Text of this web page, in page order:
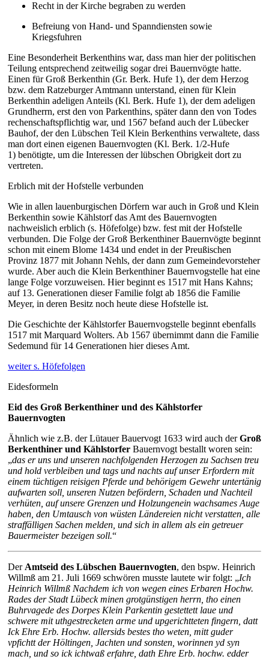
Recht in der Kirche begraben zu werden
Befreiung von Hand- und Spanndiensten sowie
Kriegsfuhren
Eine Besonderheit Berkenthins war, dass man hier der politischen
Teilung entsprechend zeitweilig sogar drei Bauernvögte hatte.
Einen für Groß Berkenthin (Gr. Berk. Hufe 1), der dem Herzog
bzw. dem Ratzeburger Amtmann unterstand, einen für Klein
Berkenthin adeligen Anteils (Kl. Berk. Hufe 1), der dem adeligen
Grundherrn, erst den von Parkenthins, später dann den von Todes
rechenschaftspflichtig war, und 1567 befand auch der Lübecker
Bauhof, der den Lübschen Teil Klein Berkenthins verwaltete, dass
man dort einen eigenen Bauernvogten (Kl. Berk. 1/2-Hufe
1) benötigte, um die Interessen der lübschen Obrigkeit dort zu
vertreten.
Erblich mit der Hofstelle verbunden
Wie in allen lauenburgischen Dörfern war auch in Groß und Klein
Berkenthin sowie Kählstorf das Amt des Bauern­vogten
nachweislich erblich (s. Höfefolge) bzw. fest mit der Hofstelle
verbunden. Die Folge der Groß Berkenthiner Bauernvögte beginnt
schon mit einem Blome 1434 und endet in der Preußischen
Provinz 1877 mit Johann Nehls, der dann zum Gemeindevorsteher
wurde. Aber auch die Klein Berkenthiner Bauernvogstelle hat eine
lange Folge vorzuweisen. Hier beginnt es 1517 mit Hans Kahns;
auf 13. Generationen dieser Familie folgt ab 1856 die Familie
Meyer, in deren Besitz noch heute diese Hofstelle ist.
Die Geschichte der Kählstorfer Bauernvogstelle beginnt ebenfalls
1517 mit Marquard Wolters. Ab 1567 übernimmt dann die Familie
Sedemund für 14 Generationen hier dieses Amt.
weiter s. Höfefolgen
Eidesformeln
Eid des Groß Berkenthiner und des Kählstorfer
Bauernvogten
Ähnlich wie z.B. der Lütauer Bauervogt 1633 wird auch derGroß
Berkenthiner und Kählstorfer Bauernvogt bestallt woren sein:
„das er uns und unseren nachfolgenden Herzogen zu Sachsen treu
und hold verbleiben und tags und nachts auf unser Erfordern mit
einem tüchtigen reisigen Pferde und behörigem Gewehr untertänig
aufwarten soll, unseren Nutzen befördern, Schaden und Nachteil
verhüten, auf unsere Grenzen und Holzungenein wachsames Auge
haben, den Umtausch von wüsten Ländereien nicht verstatten, alle
straffälligen Sachen melden, und sich in allem als ein getreuer
Bauermeister bezeigen soll.“
DerAmtseid des Lübschen Bauernvogten, den bspw. Heinrich
Willmß am 21. Juli 1669 schwören musste lautete wir folgt: „Ich
Heinrich Willmß Nachdem ich von wegen eines Erbaren Hochw.
Rades der Stadt Lübeck minen grotgünstigen herrn, tho einen
Buhrvagede des Dorpes Klein Parkentin gestettett laue und
schwere mit uthgestrecketen arme und upgerichtteten fingern, datt
Ick Ehre Erb. Hochw. allersids bestes tho weten, mitt guder
vpfichtt der Höltingen, Jachten und sonsten, worinnen yd syn
mach, und so ick ichtwaß erfahre, dath Ehre Erb. hochw. edder